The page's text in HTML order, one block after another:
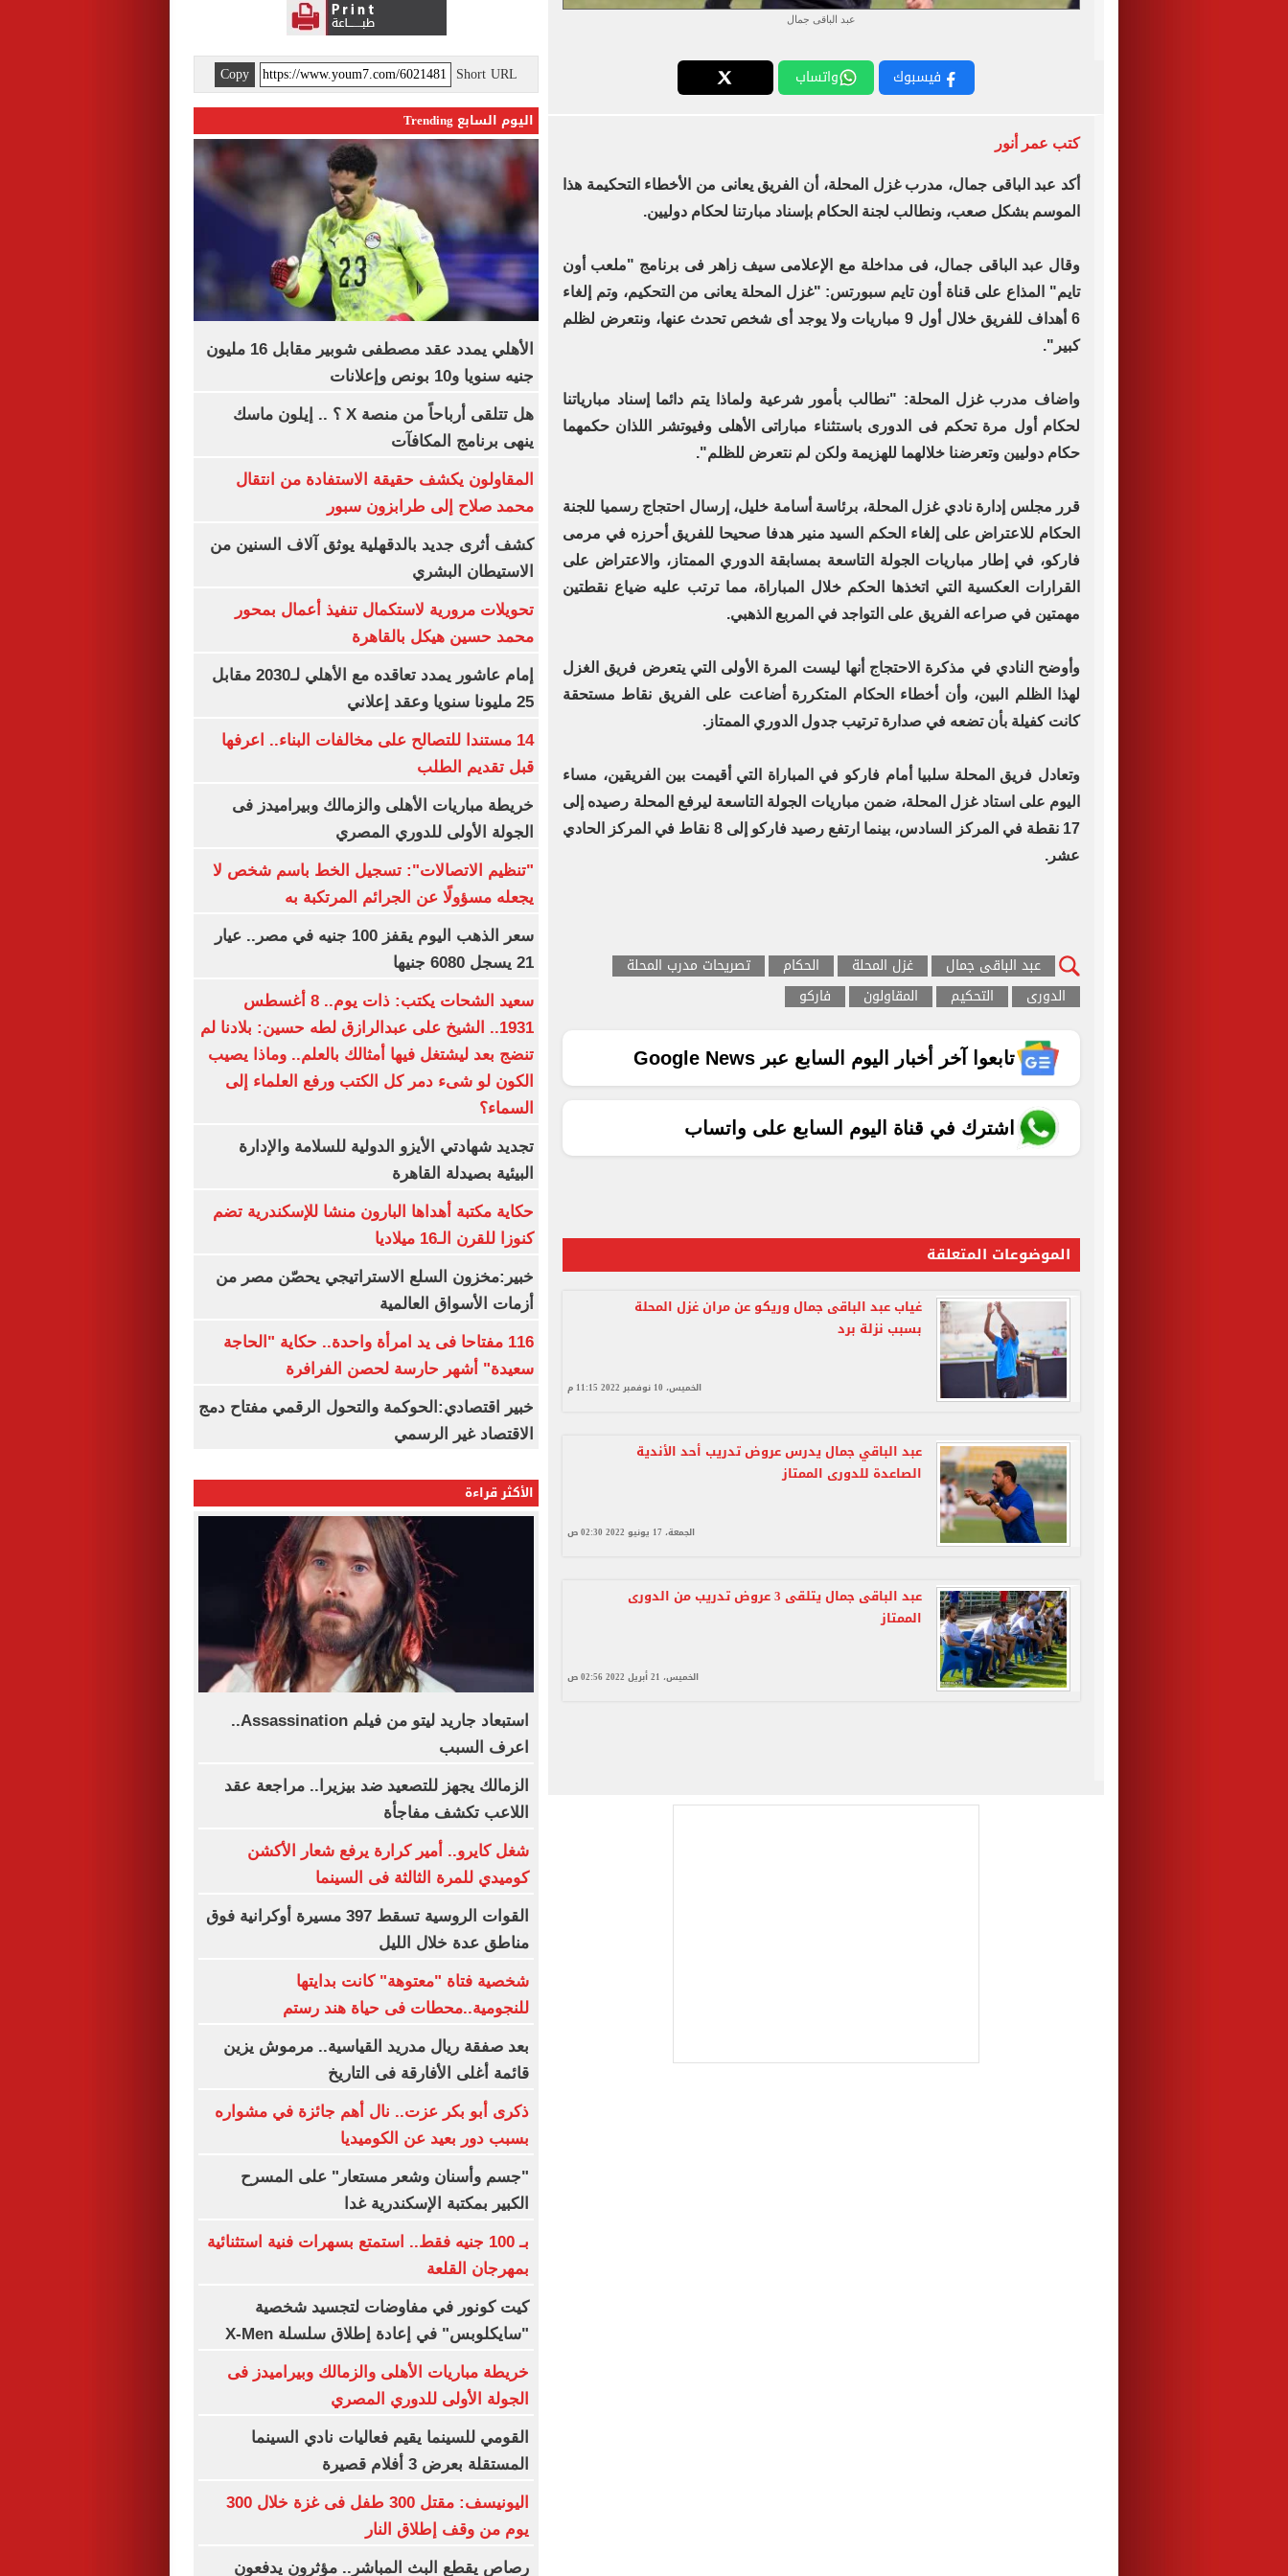
عبد الباقى جمال
فيسبوك واتساب
كتب عمر أنور
أكد عبد الباقى جمال، مدرب غزل المحلة، أن الفريق يعانى من الأخطاء التحكيمة هذا
الموسم بشكل صعب، ونطالب لجنة الحكام بإسناد مبارتنا لحكام دوليين.
وقال عبد الباقى جمال، فى مداخلة مع الإعلامى سيف زاهر فى برنامج "ملعب أون
تايم" المذاع على قناة أون تايم سبورتس: "غزل المحلة يعانى من التحكيم، وتم إلغاء
6 أهداف للفريق خلال أول 9 مباريات ولا يوجد أى شخص تحدث عنها، ونتعرض لظلم
كبير".
واضاف مدرب غزل المحلة: "نطالب بأمور شرعية ولماذا يتم دائما إسناد مبارياتنا
لحكام أول مرة تحكم فى الدورى باستثناء مباراتى الأهلى وفيوتشر اللذان حكمهما
حكام دوليين وتعرضنا خلالهما للهزيمة ولكن لم نتعرض للظلم".
قرر مجلس إدارة نادي غزل المحلة، برئاسة أسامة خليل، إرسال احتجاج رسميا للجنة
الحكام للاعتراض على إلغاء الحكم السيد منير هدفا صحيحا للفريق أحرزه في مرمى
فاركو، في إطار مباريات الجولة التاسعة بمسابقة الدوري الممتاز، والاعتراض على
القرارات العكسية التي اتخذها الحكم خلال المباراة، مما ترتب عليه ضياع نقطتين
مهمتين في صراعه الفريق على التواجد في المربع الذهبي.
وأوضح النادي في مذكرة الاحتجاج أنها ليست المرة الأولى التي يتعرض فريق الغزل
لهذا الظلم البين، وأن أخطاء الحكام المتكررة أضاعت على الفريق نقاط مستحقة
كانت كفيلة بأن تضعه في صدارة ترتيب جدول الدوري الممتاز.
وتعادل فريق المحلة سلبيا أمام فاركو في المباراة التي أقيمت بين الفريقين، مساء
اليوم على استاد غزل المحلة، ضمن مباريات الجولة التاسعة ليرفع المحلة رصيده إلى
17 نقطة في المركز السادس، بينما ارتفع رصيد فاركو إلى 8 نقاط في المركز الحادي
عشر.
عبد الباقى جمال غزل المحلة الحكام
تصريحات مدرب المحلة
الدورى
التحكيم المقاولون فاركو
تابعوا آخر أخبار اليوم السابع عبر Google News
اشترك في قناة اليوم السابع على واتساب
الموضوعات المتعلقة
غياب عبد الباقى جمال وريكو عن مران غزل المحلة
بسبب نزلة برد
الخميس، 10 نوفمبر 2022 11:15 م
عبد الباقي جمال يدرس عروض تدريب أحد الأندية
الصاعدة للدورى الممتاز
الجمعة، 17 يونيو 2022 02:30 ص
عبد الباقى جمال يتلقى 3 عروض تدريب من الدورى
الممتاز
الخميس، 21 أبريل 2022 02:56 ص
Short URL
Copy
اليوم السابع Trending
الأهلي يمدد عقد مصطفى شوبير مقابل 16 مليون
جنيه سنويا و10 بونص وإعلانات
هل تتلقى أرباحاً من منصة X ؟ .. إيلون ماسك
ينهى برنامج المكافآت
المقاولون يكشف حقيقة الاستفادة من انتقال
محمد صلاح إلى طرابزون سبور
كشف أثرى جديد بالدقهلية يوثق آلاف السنين من
الاستيطان البشري
تحويلات مرورية لاستكمال تنفيذ أعمال بمحور
محمد حسين هيكل بالقاهرة
إمام عاشور يمدد تعاقده مع الأهلي لـ2030 مقابل
25 مليونا سنويا وعقد إعلاني
14 مستندا للتصالح على مخالفات البناء.. اعرفها
قبل تقديم الطلب
خريطة مباريات الأهلى والزمالك وبيراميدز فى
الجولة الأولى للدوري المصري
"تنظيم الاتصالات": تسجيل الخط باسم شخص لا
يجعله مسؤولًا عن الجرائم المرتكبة به
سعر الذهب اليوم يقفز 100 جنيه في مصر.. عيار
21 يسجل 6080 جنيها
سعيد الشحات يكتب: ذات يوم.. 8 أغسطس
1931.. الشيخ على عبدالرازق لطه حسين: بلادنا لم
تنضج بعد ليشتغل فيها أمثالك بالعلم.. وماذا يصيب
الكون لو شىء دمر كل الكتب ورفع العلماء إلى
السماء؟
تجديد شهادتي الأيزو الدولية للسلامة والإدارة
البيئية بصيدلة القاهرة
حكاية مكتبة أهداها البارون منشا للإسكندرية تضم
كنوزا للقرن الـ16 ميلاديا
خبير:مخزون السلع الاستراتيجي يحصّن مصر من
أزمات الأسواق العالمية
116 مفتاحا فى يد امرأة واحدة.. حكاية "الحاجة
سعيدة" أشهر حارسة لحصن الفرافرة
خبير اقتصادي:الحوكمة والتحول الرقمي مفتاح دمج
الاقتصاد غير الرسمي
الأكثر قراءة
استبعاد جاريد ليتو من فيلم Assassination..
اعرف السبب
الزمالك يجهز للتصعيد ضد بيزيرا.. مراجعة عقد
اللاعب تكشف مفاجأة
شغل كايرو.. أمير كرارة يرفع شعار الأكشن
كوميدي للمرة الثالثة فى السينما
القوات الروسية تسقط 397 مسيرة أوكرانية فوق
مناطق عدة خلال الليل
شخصية فتاة "معتوهة" كانت بدايتها
للنجومية..محطات فى حياة هند رستم
بعد صفقة ريال مدريد القياسية.. مرموش يزين
قائمة أغلى الأفارقة فى التاريخ
ذكرى أبو بكر عزت.. نال أهم جائزة في مشواره
بسبب دور بعيد عن الكوميديا
"جسم وأسنان وشعر مستعار" على المسرح
الكبير بمكتبة الإسكندرية غدا
بـ 100 جنيه فقط.. استمتع بسهرات فنية استثنائية
بمهرجان القلعة
كيت كونور في مفاوضات لتجسيد شخصية
"سايكلوبس" في إعادة إطلاق سلسلة X-Men
خريطة مباريات الأهلى والزمالك وبيراميدز فى
الجولة الأولى للدوري المصري
القومي للسينما يقيم فعاليات نادي السينما
المستقلة بعرض 3 أفلام قصيرة
اليونيسف: مقتل 300 طفل فى غزة خلال 300
يوم من وقف إطلاق النار
رصاص يقطع البث المباشر.. مؤثرون يدفعون